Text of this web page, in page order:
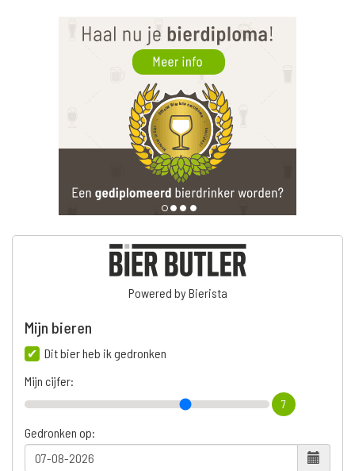
Powered by Bierista
Mijn bieren
Dit bier heb ik gedronken
Mijn cijfer:
7
Gedronken op: